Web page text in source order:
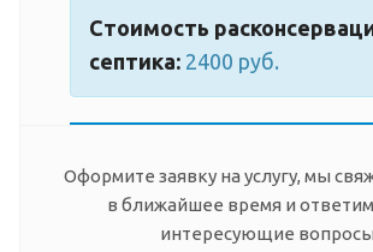
Стоимость
септика: 2400 руб.
Оформите заявку на услугу, мы
в ближайшее время и ответим
интересующие